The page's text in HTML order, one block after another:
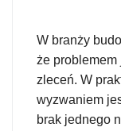
W branży
że
zleceń. W
wyzwaniem
brak jednego